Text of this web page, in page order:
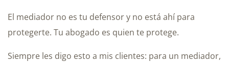
El mediador no es tu defensor y no está ahí para
protegerte. Tu abogado es quien te protege.
Siempre les digo esto a mis clientes: para un mediador,